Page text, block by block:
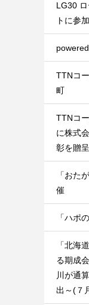
LG30
トに参加
TTNコ
町
TTNコ
に株式
彰を贈呈
「おた
催
「ハポ
「北海
る期成
川が通
出～(７